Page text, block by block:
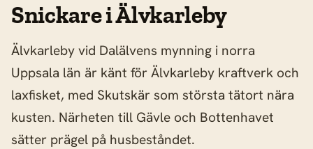
Snickare i Älvkarleby
Älvkarleby vid Dalälvens mynning i norra
Uppsala län är känt för Älvkarleby kraftverk och
laxfisket, med Skutskär som största tätort nära
kusten. Närheten till Gävle och Bottenhavet
sätter prägel på husbeståndet.